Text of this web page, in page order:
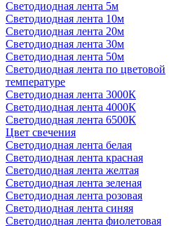
Светодиодная лента 5м
Светодиодная лента 10м
Светодиодная лента 20м
Светодиодная лента 30м
Светодиодная лента 50м
Светодиодная лента по цветовой
температуре
Светодиодная лента 3000К
Светодиодная лента 4000К
Светодиодная лента 6500К
Цвет свечения
Светодиодная лента белая
Светодиодная лента красная
Светодиодная лента желтая
Светодиодная лента зеленая
Светодиодная лента розовая
Светодиодная лента синяя
Светодиодная лента фиолетовая